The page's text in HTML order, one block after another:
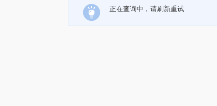
正在查询中，请刷新重试